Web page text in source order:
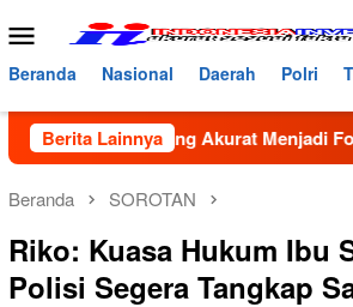
ke
konten
Menu
Mobile
Beranda Nasional Daerah Polri
Berita Lainnya
yang Akurat Menjadi Fondasi
Beranda SOROTAN
Riko: Kuasa Hukum Ibu
Polisi Segera Tangkap